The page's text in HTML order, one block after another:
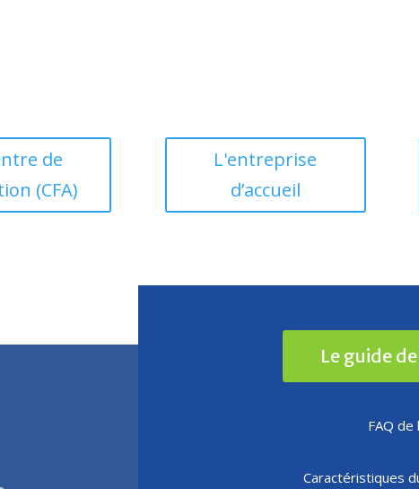
de
(CFA)
L'entreprise
d’accueil
Le guide
FAQ
Caractéristiques